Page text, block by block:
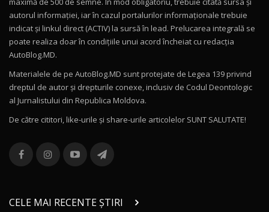
Drive AutoBlog.MD
16:27
11
Noul Volvo ES90 / Test Drive AutoBlog.MD
12
Noul MG HS / Test Drive AutoBlog.MD
16:48
13
combină aventura cu luxul / AutoBlog.MD
36:08
chinez care face lumea să se întoarcă după el
/ AutoBlog.MD
17:27
autorul informației, iar în cazul portalurilor informaționale trebuie
indicat și linkul direct (ACTIV) la sursă în lead. Prelucarea integrală se
poate realiza doar în condițiile unui acord încheiat cu redacţia
AutoBlog.MD.
Materialele de pe AutoBlog.MD sunt protejate de Legea 139 privind
dreptul de autor și drepturile conexe, inclusiv de Codul Deontologic
al Jurnalistului din Republica Moldova.
De către cititori, like-urile şi share-urile articolelor SUNT SALUTATE!
CELE MAI RECENTE ȘTIRI